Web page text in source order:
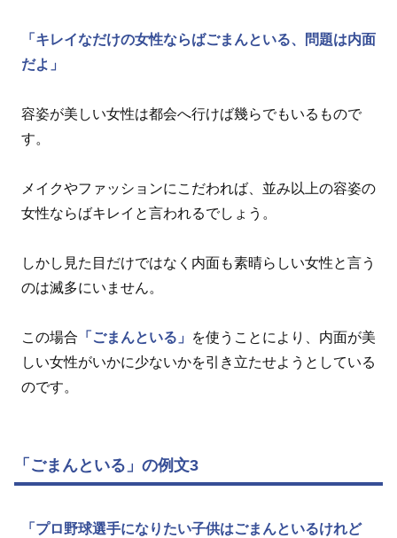
「キレイなだけの女性ならばごまんといる、問題は内面
だよ」
容姿が美しい女性は都会へ行けば幾らでもいるもので
す。
メイクやファッションにこだわれば、並み以上の容姿の
女性ならばキレイと言われるでしょう。
しかし見た目だけではなく内面も素晴らしい女性と言う
のは滅多にいません。
この場合 「ごまんといる」
を使うことにより、内面が美
しい女性がいかに少ないかを引き立たせようとしている
のです。
「ごまんといる」の例文3
「プロ野球選手になりたい子供はごまんといるけれど